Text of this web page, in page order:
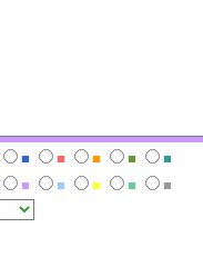
■ ■ ■ ■
■
■ ■ ■ ■
■